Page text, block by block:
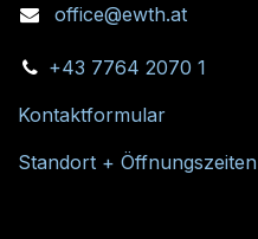
office@ewth.at
+43 7764 2070 1
Kontaktformular
Standort + Öffnungszeiten